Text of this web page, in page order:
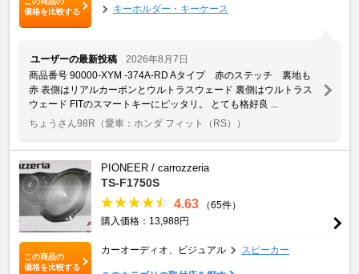
価格を比較する
キーホルダー・キーケース
ユーザーの最新投稿
2026年8月7日
商品番号 90000-XYM -374A-RD Aタイプ 赤のステッチ 裏地も
赤 表側はリアルカーボンとウルトラスウェード 裏側はウルトラス
ウェード FITのスマートキーにピッタリ。 とても格好良 ...
ちょうさん98R （愛車：ホンダ フィット（RS））
この商品の
価格を比較する
PIONEER / carrozzeria
TS-F1750S
4.63
（65件）
購入価格：13,988円
カーオーディオ、ビジュアル スピーカー